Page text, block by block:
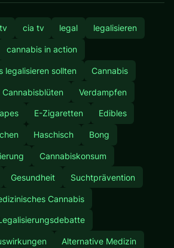
cia tv legal legalisieren
cannabis in action
legalisieren sollten Cannabis
Cannabisblüten Verdampfen
E-Zigaretten Edibles
Haschisch Bong
Cannabiskonsum
Gesundheit Suchtprävention
Cannabis
Alternative Medizin